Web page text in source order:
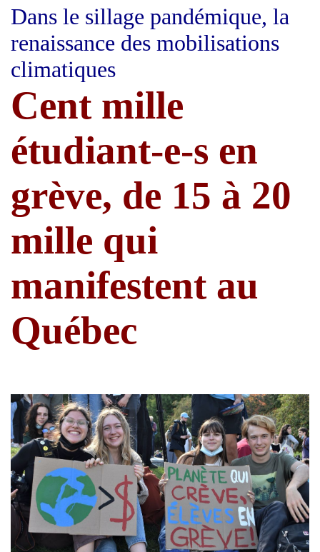
Dans le sillage pandémique, la
renaissance des mobilisations
climatiques
Cent mille
étudiant-e-s en
grève, de 15 à 20
mille qui
manifestent au
Québec